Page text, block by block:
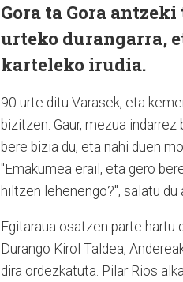
Gora ta Gora
urteko durangarra,
karteleko irudia.
90 urte ditu Varasek, eta
bizitzen. Gaur, mezua
bere bizia du, eta nahi duen
"Emakumea erail, eta gero
hiltzen lehenengo?", salatu
Egitaraua osatzen parte hartu
Durango Kirol Taldea,
dira ordezkatuta. Pilar Rios